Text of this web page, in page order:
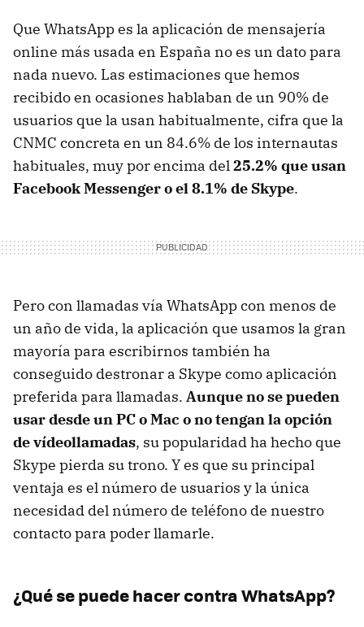
Que WhatsApp es la aplicación de mensajería
online más usada en España no es un dato para
nada nuevo. Las estimaciones que hemos
recibido en ocasiones hablaban de un 90% de
usuarios que la usan habitualmente, cifra que la
CNMC concreta en un 84.6% de los internautas
habituales, muy por encima del25.2% que usan
Facebook Messenger o el 8.1% de Skype.
Pero con llamadas vía WhatsApp con menos de
un año de vida, la aplicación que usamos la gran
mayoría para escribirnos también ha
conseguido destronar a Skype como aplicación
preferida para llamadas. Aunque no se pueden
usar desde un PC o Mac o no tengan la opción
de vídeollamadas, su popularidad ha hecho que
Skype pierda su trono. Y es que su principal
ventaja es el número de usuarios y la única
necesidad del número de teléfono de nuestro
contacto para poder llamarle.
¿Qué se puede hacer contra WhatsApp?